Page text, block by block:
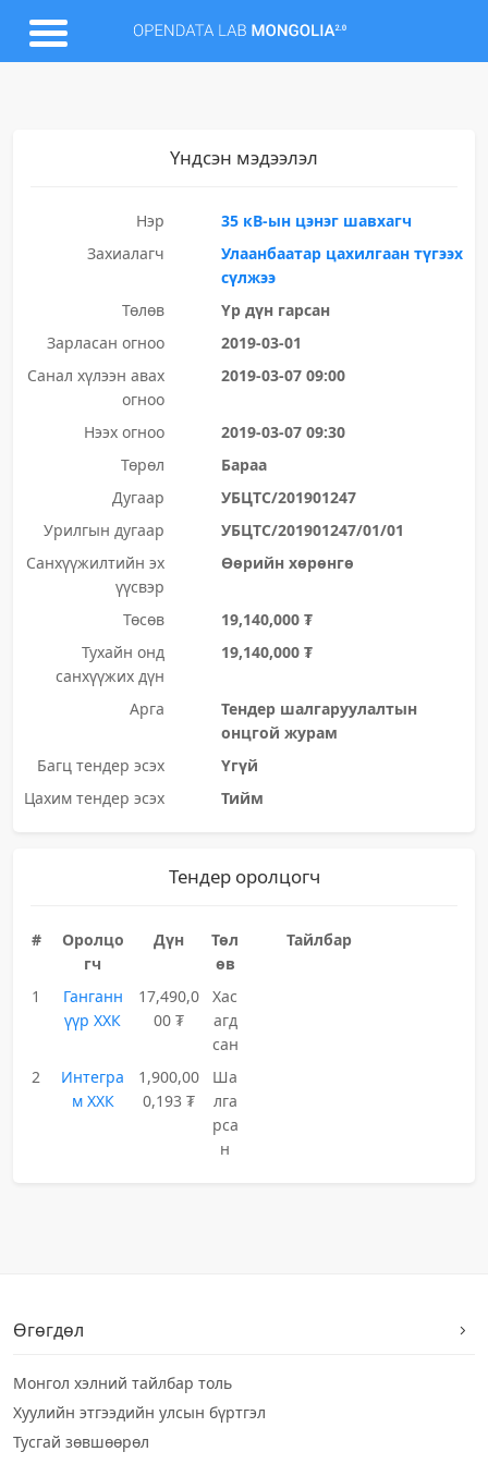
Үндсэн мэдээлэл
Нэр
35 кВ-ын цэнэг шавхагч
Захиалагч
Улаанбаатар цахилгаан түгээх
сүлжээ
Төлөв
Үр дүн гарсан
Зарласан огноо
2019-03-01
Санал хүлээн авах
огноо
2019-03-07 09:00
Нээх огноо
2019-03-07 09:30
Төрөл
Бараа
Дугаар
УБЦТС/201901247
Урилгын дугаар
УБЦТС/201901247/01/01
Санхүүжилтийн эх
үүсвэр
Өөрийн хөрөнгө
Төсөв
19,140,000 ₮
Тухайн онд
санхүүжих дүн
19,140,000 ₮
Арга
Тендер шалгаруулалтын
онцгой журам
Багц тендер эсэх
Үгүй
Цахим тендер эсэх
Тийм
Тендер оролцогч
#
Оролцо
гч
Дүн
Төл
өв
Тайлбар
1
Ганганн
үүр ХХК
17,490,0
00 ₮
Хас
агд
сан
2
Интегра
м ХХК
1,900,00
0,193 ₮
Ша
лга
рса
н
Өгөгдөл
Монгол хэлний тайлбар толь
Хуулийн этгээдийн улсын бүртгэл
Тусгай зөвшөөрөл